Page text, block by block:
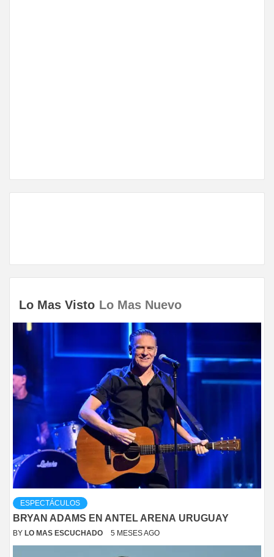
Lo Mas Visto Lo Mas Nuevo
ESPECTÁCULOS
BRYAN ADAMS EN ANTEL ARENA URUGUAY
BY LO MAS ESCUCHADO 5 MESES AGO